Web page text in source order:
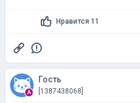
Нравится 11
Гость
[1387438068]